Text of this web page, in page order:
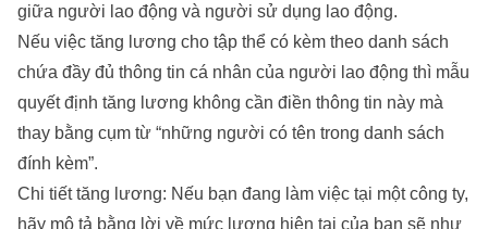
giữa người lao động và người sử dụng lao động.
Nếu việc tăng lương cho tập thể có kèm theo danh sách
chứa đầy đủ thông tin cá nhân của người lao động thì mẫu
quyết định tăng lương không cần điền thông tin này mà
thay bằng cụm từ “những người có tên trong danh sách
đính kèm”.
Chi tiết tăng lương: Nếu bạn đang làm việc tại một công ty,
hãy mô tả bằng lời về mức lương hiện tại của bạn sẽ như